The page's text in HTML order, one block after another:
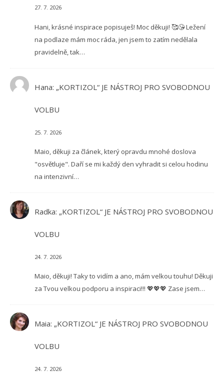
27. 7. 2026
Hani, krásné inspirace popisuješ! Moc děkuji! 🥰😘 Ležení
na podlaze mám moc ráda, jen jsem to zatím nedělala
pravidelně, tak…
Hana: „KORTIZOL“ JE NÁSTROJ PRO SVOBODNOU
VOLBU
25. 7. 2026
Maio, děkuji za článek, který opravdu mnohé doslova
"osvětluje". Daří se mi každý den vyhradit si celou hodinu
na intenzivní…
Radka: „KORTIZOL“ JE NÁSTROJ PRO SVOBODNOU
VOLBU
24. 7. 2026
Maio, děkuji! Taky to vidím a ano, mám velkou touhu! Děkuji
za Tvou velkou podporu a inspiraci!!! 💖💖💖 Zase jsem…
Maia: „KORTIZOL“ JE NÁSTROJ PRO SVOBODNOU
VOLBU
24. 7. 2026